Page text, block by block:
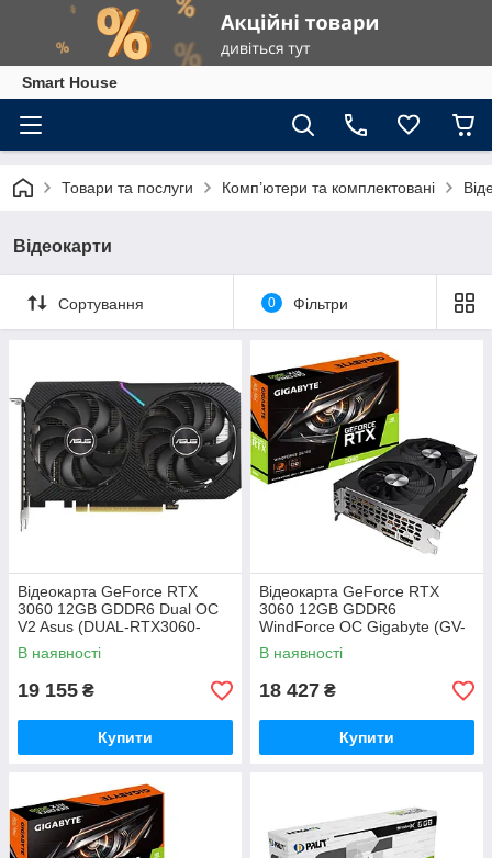
Smart House
Товари та послуги Комп’ютери та комплектовані
Відеокарти
Сортування 0 Фільтри
Відеокарта GeForce RTX
3060 12GB GDDR6 Dual OC
V2 Asus (DUAL-RTX3060-
O12G-V2) (LHR)
В наявності
19 155 ₴
Купити
Відеокарта GeForce RTX
3060 12GB GDDR6
WindForce OC Gigabyte (GV-
N3060WF2OC-12GD)
В наявності
18 427 ₴
Купити